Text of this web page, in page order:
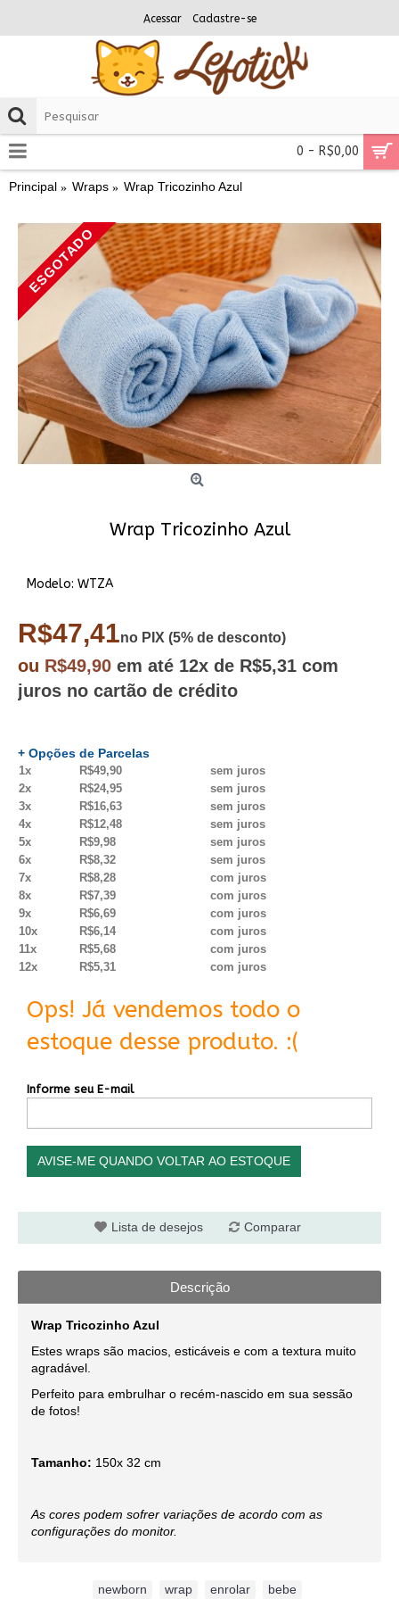
Acessar Cadastre-se
0 - R$0,00
Principal Wraps Wrap Tricozinho Azul
ESGOTADO
Wrap Tricozinho Azul
Modelo: WTZA
R$47,41no PIX (5% de desconto)
ou R$49,90 em até 12x de R$5,31 com
juros no cartão de crédito
+ Opções de Parcelas
1x R$49,90
sem juros
2x
R$24,95
sem juros
3x
R$16,63
sem juros
4x
R$12,48
sem juros
5x
R$9,98
sem juros
6x
R$8,32
sem juros
7x
R$8,28
com juros
8x
R$7,39
com juros
9x
R$6,69
com juros
10x
R$6,14
com juros
11x
R$5,68
com juros
12x
R$5,31 com juros
Ops! Já vendemos todo o
estoque desse produto. :(
Informe seu E-mail
AVISE-ME QUANDO VOLTAR AO ESTOQUE
Lista de desejos Comparar
Descrição
Wrap Tricozinho Azul
Estes wraps são macios, esticáveis e com a textura muito
agradável.
Perfeito para embrulhar o recém-nascido em sua sessão
de fotos!
Tamanho: 150x 32 cm
As cores podem sofrer variações de acordo com as
configurações do monitor.
newborn wrap enrolar bebe